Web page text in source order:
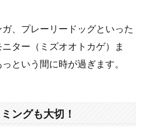
、プレーリードッグといった
ター（ミズオオトカゲ）ま
という間に時が過ぎます。
ングも大切！